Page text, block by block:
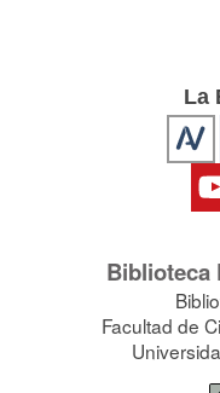
La
Biblioteca
Facultad de